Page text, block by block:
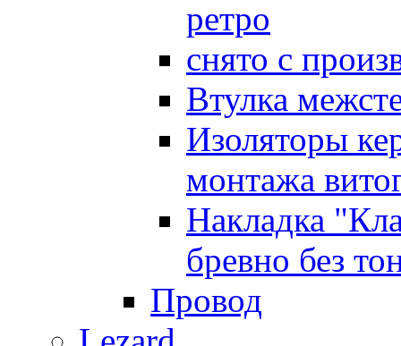
ретро
снято с
Втулка
Изоляторы
монтажа
Накладка
бревно без
Провод